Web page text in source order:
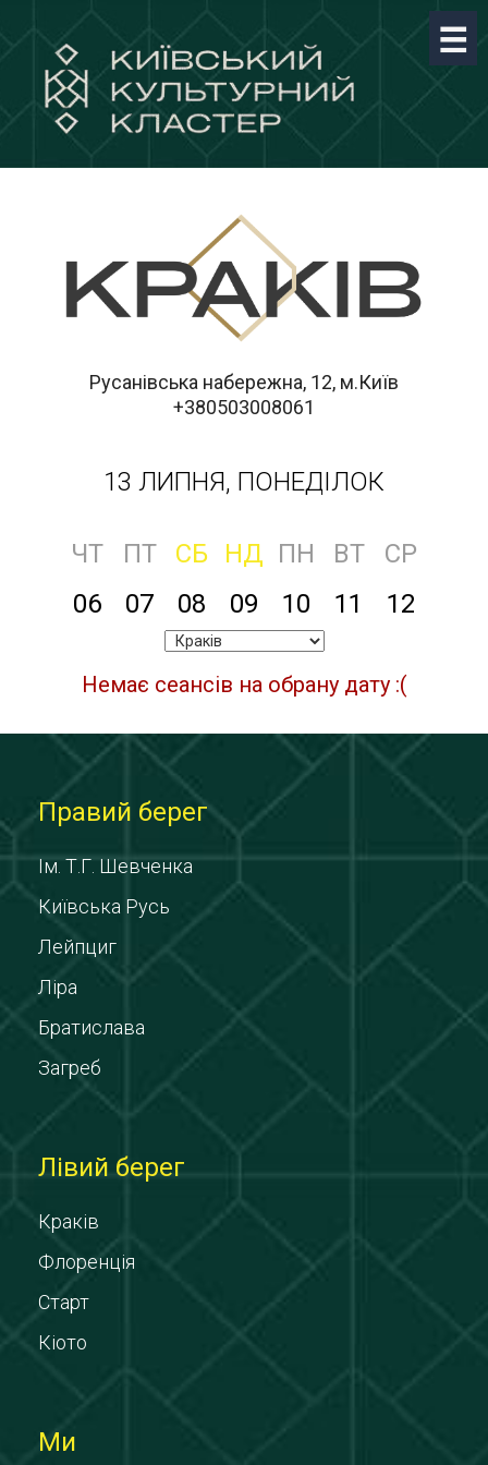
Русанівська набережна, 12, м.Київ
+380503008061
13 ЛИПНЯ, ПОНЕДІЛОК
ЧТ ПТ СБ НД ПН ВТ
СР
06
07 08 09 10 11 12
Немає сеансів на обрану дату :(
Правий берег
Ім. Т.Г. Шевченка
Київська Русь
Лейпциг
Ліра
Братислава
Загреб
Лівий берег
Краків
Флоренція
Старт
Кіото
Ми